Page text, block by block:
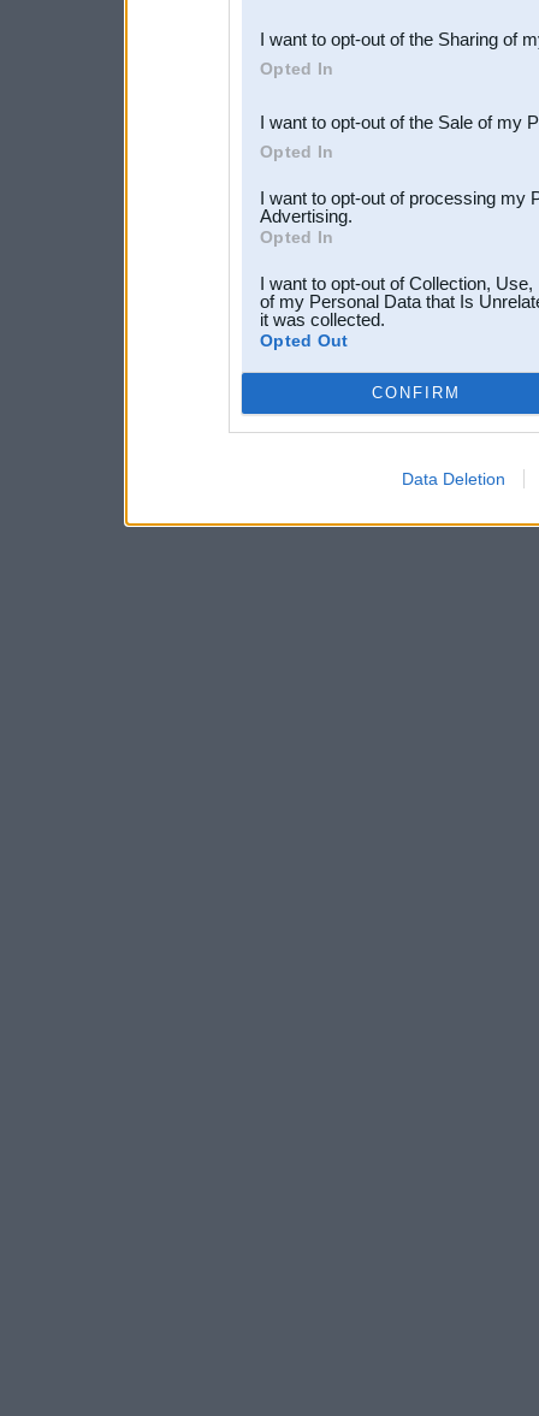
Downstream Participants
third parties.
I want to opt-out of the Sharing of
Opted In
I want to opt-out of the Sale of my
Opted In
I want to opt-out of processing my
Advertising.
Opted In
I want to opt-out of Collection,
of my Personal Data that Is
it was collected.
Opted Out
CONFIRM
Data Deletion